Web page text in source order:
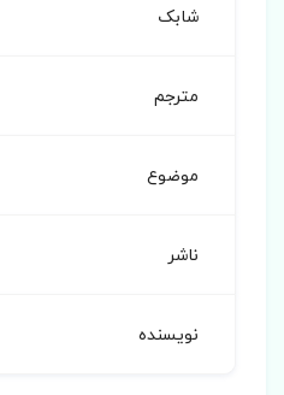
شابک
مترجم
موضوع
ناشر
نویسنده